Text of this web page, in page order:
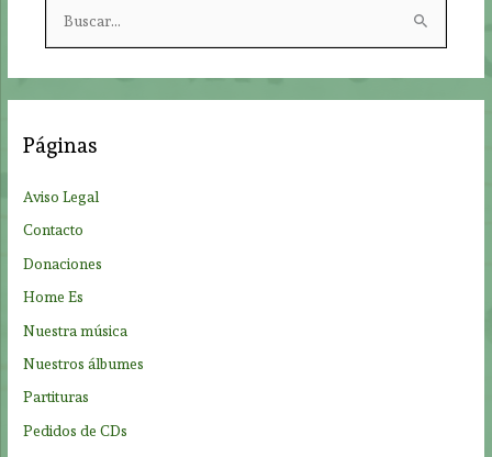
c
r
:
Páginas
Aviso Legal
Contacto
Donaciones
Home Es
Nuestra música
Nuestros álbumes
Partituras
Pedidos de CDs